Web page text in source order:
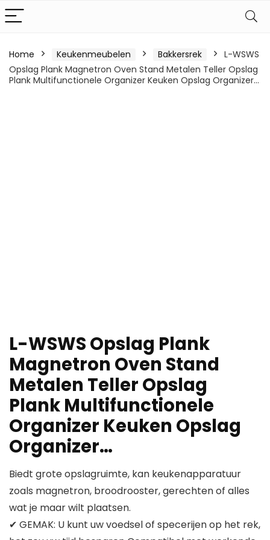
Home Keukenmeubelen Bakkersrek
L-WSWS
Opslag Plank Magnetron Oven Stand Metalen Teller Opslag
Plank Multifunctionele Organizer Keuken Opslag Organizer…
L-WSWS Opslag Plank
Magnetron Oven Stand
Metalen Teller Opslag
Plank Multifunctionele
Organizer Keuken Opslag
Organizer…
Biedt grote opslagruimte, kan keukenapparatuur
zoals magnetron, broodrooster, gerechten of alles
wat je maar wilt plaatsen.
✔ GEMAK: U kunt uw voedsel of specerijen op het rek,